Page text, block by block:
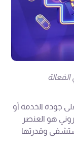
جودة الخدمة أو
هو العنصر
وقدرتها